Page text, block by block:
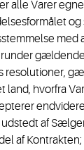
alle Varer
resolutioner,
hvorfra
af
af